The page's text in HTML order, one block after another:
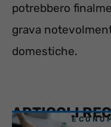
potrebbero
grava
domestiche.
ARTICOLI